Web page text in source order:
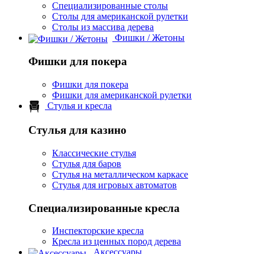
Специализированные столы
Столы для американской рулетки
Столы из массива дерева
Фишки / Жетоны
Фишки для покера
Фишки для покера
Фишки для американской рулетки
Стулья и кресла
Стулья для казино
Классические стулья
Стулья для баров
Стулья на металлическом каркасе
Стулья для игровых автоматов
Специализированные кресла
Инспекторские кресла
Кресла из ценных пород дерева